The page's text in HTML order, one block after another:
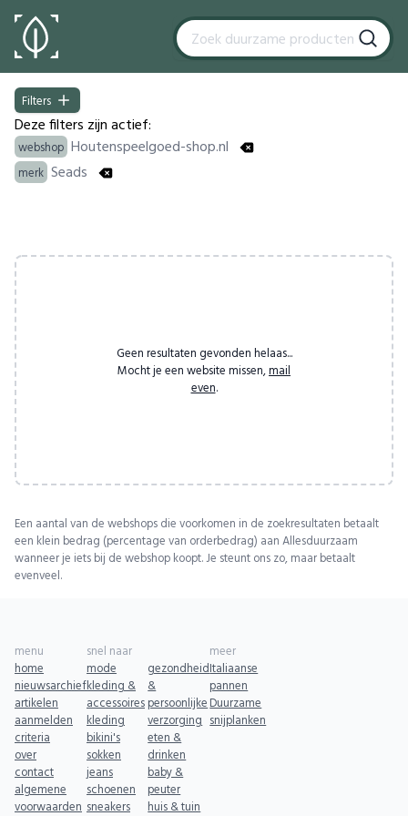
Filters
Filters
Deze filters zijn actief:
webshop Houtenspeelgoed-shop.nl
merk Seads
Geen resultaten gevonden helaas...
Mocht je een website missen, mail
even.
Een aantal van de webshops die voorkomen in de zoekresultaten betaalt
een klein bedrag (percentage van orderbedrag) aan Allesduurzaam
wanneer je iets bij de webshop koopt. Je steunt ons zo, maar betaalt
evenveel.
menu
home
nieuwsarchief
artikelen
aanmelden
criteria
over
contact
algemene
voorwaarden
snel naar
mode
kleding &
accessoires
kleding
bikini's
sokken
jeans
schoenen
sneakers
gezondheid
&
persoonlijke
verzorging
eten &
drinken
baby &
peuter
huis & tuin
meer
Italiaanse
pannen
Duurzame
snijplanken